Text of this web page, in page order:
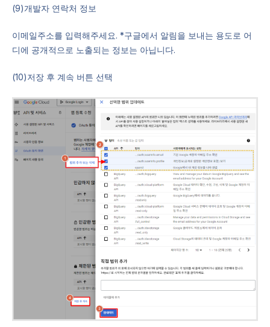
(9)개발자 연락처 정보
이메일주소를 입력해주세요. *구글에서 알림을 보내는 용도로 어
디에 공개적으로 노출되는 정보는 아닙니다.
(10)저장 후 계속 버튼 선택